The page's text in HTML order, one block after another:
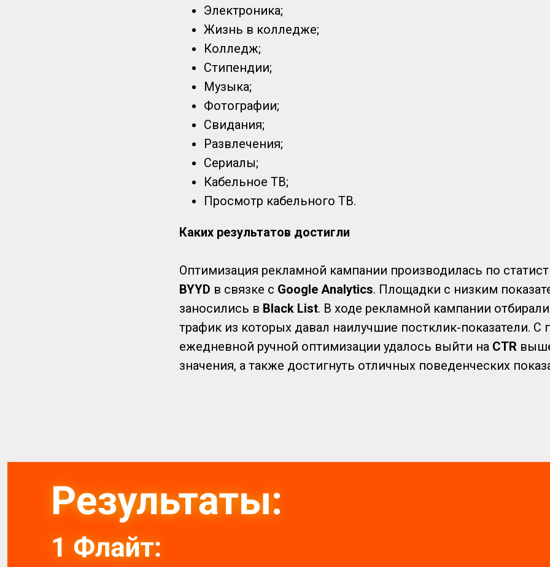
Электроника;
Жизнь в колледже;
Колледж;
Стипендии;
Музыка;
Фотографии;
Свидания;
Развлечения;
Сериалы;
Кабельное ТВ;
Просмотр кабельного ТВ.
Каких результатов достигли
Оптимизация рекламной кампании производилась по
BYYD в связке с Google Analytics. Площадки с низким
заносились в Black List. В ходе рекламной кампании
трафик из которых давал наилучшие постклик-показатели.
ежедневной ручной оптимизации удалось выйти на CTR
значения, а также достигнуть отличных поведенческих